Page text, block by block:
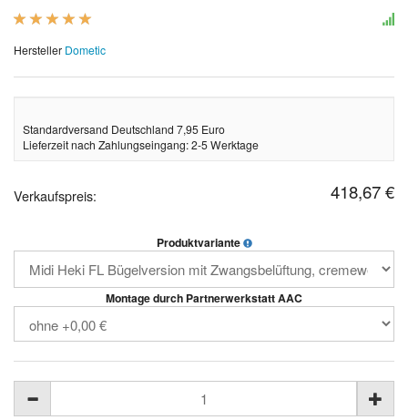
Hersteller Dometic
Standardversand Deutschland 7,95 Euro
Lieferzeit nach Zahlungseingang: 2-5 Werktage
Verkaufspreis: 418,67 €
Produktvariante
Montage durch Partnerwerkstatt AAC